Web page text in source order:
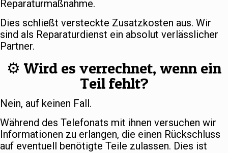
Reparaturmaßnahme.
Dies schließt versteckte Zusatzkosten aus. Wir
sind als Reparaturdienst ein absolut verlässlicher
Partner.
⚙️ Wird es verrechnet, wenn ein
Teil fehlt?
Nein, auf keinen Fall.
Während des Telefonats mit ihnen versuchen wir
Informationen zu erlangen, die einen Rückschluss
auf eventuell benötigte Teile zulassen. Dies ist